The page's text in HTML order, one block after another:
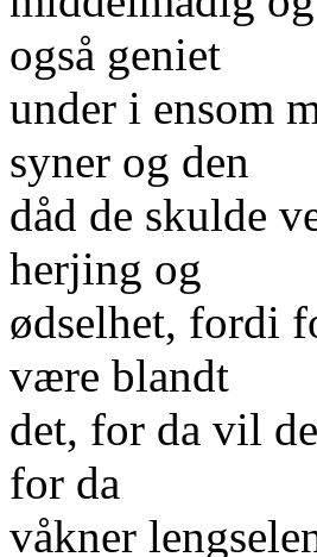
også geniet
under i ensom
syner og den
dåd de skulde
herjing og
ødselhet, fordi
være blandt
det, for da vil
for da
våkner